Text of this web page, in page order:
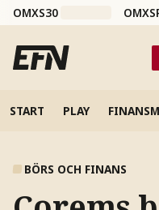
OMXS30
START PLAY
BÖRS OCH FINANS